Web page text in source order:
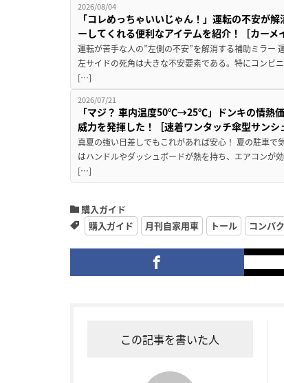
2026/08/04
「コレめっちゃいいじゃん！」運転の不安が
ーしてくれる便利なアイテムを紹介！［カーメ
運転が苦手な人の”左側の不安”を解消する補助ミラー
左サイドの死角は大きな不安要素である。特にコンビ
[…]
2026/07/21
「マジ？ 車内温度50℃→25℃」ドンキの情熱
威力を発揮した！［速着ワンタッチ傘型サンシ
真夏の強い日差しでもこれがあれば安心！ 夏の駐車
はハンドルやダッシュボードが熱を持ち、エアコンが
[…]
購入ガイド
購入ガイド
月刊自家用車 トール コンパ
この記事を書いた人